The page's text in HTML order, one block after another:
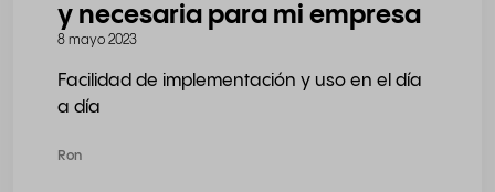
y necesaria para mi empresa
8 mayo 2023
Facilidad de implementación y uso en el día
a día
Ron